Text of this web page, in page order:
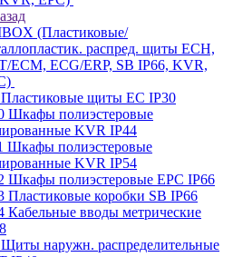
(Пластиковые/
распред. щиты ECH,
ECM, ECG/ERP, SB IP66, KVR,
щиты EC IP30
Шкафы полиэстеровые
KVR IP44
Шкафы полиэстеровые
KVR IP54
Шкафы полиэстеровые EPC IP66
Пластиковые коробки SB IP66
Кабельные вводы метрические
наружн. распределительные